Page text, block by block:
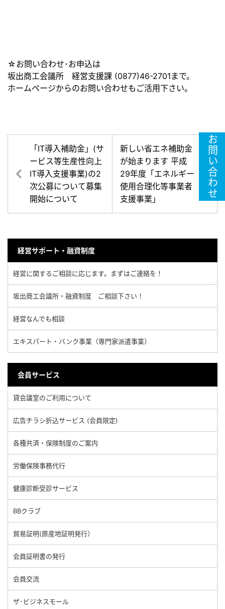
☆お問い合わせ･お申込は
坂出商工会議所 経営支援課 (0877)46-2701まで。
ホームページからのお問い合わせもご活用下さい。
「IT導入補助金」(サ
ービス等生産性向上
IT導入支援事業)の2
次公募について募集
開始について
新しい省エネ補助金
が始まります 平成
29年度「エネルギー
使用合理化等事業者
支援事業」
経営サポート・融資制度
経営に関するご相談に応じます。まずはご連絡を！
坂出商工会議所・融資制度 ご相談下さい！
経営なんでも相談
エキスパート・バンク事業（専門家派遣事業）
会員サービス
貸会議室のご利用について
広告チラシ折込サービス (会員限定)
各種共済・保険制度のご案内
労働保険事務代行
健康診断受診サービス
BBクラブ
貿易証明(原産地証明発行）
会員証明書の発行
会員交流
ザ･ビジネスモール
お問い合わせ